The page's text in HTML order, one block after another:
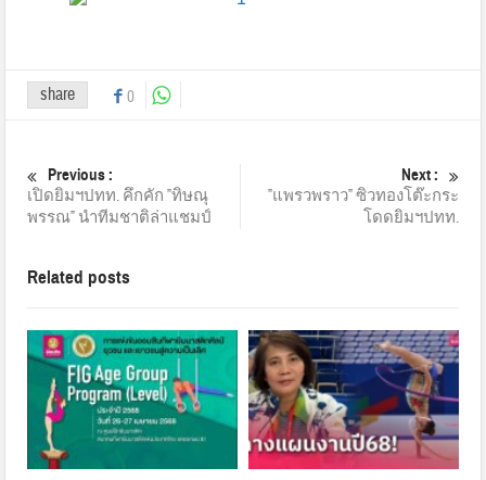
share 0
Previous :
เปิดยิมฯปทท. คึกคัก ”ทิษณุ
พรรณ” นำทีมชาติล่าแชมป์
Next :
”แพรวพราว” ซิวทองโต๊ะกระ
โดดยิมฯปทท.
Related posts